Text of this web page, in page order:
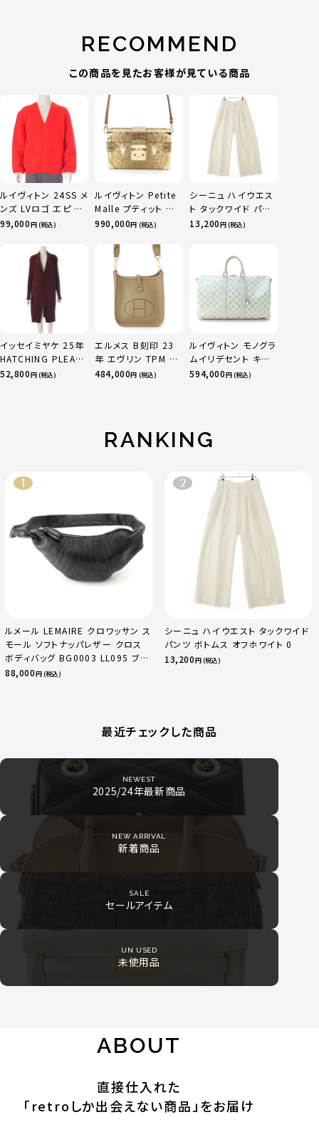
RECOMMEND
この商品を見たお客様が見ている商品
ルイヴィトン 24SS メ
ンズ LVロゴ エピ ウ
ール ニット Vネック
レッド L カーディガン
99,000円 (税込)
ルイヴィトン Petite
Malle プティット マ
ル リザード ショルダ
ールド
990,000円 (税込)
シーニュ ハイウエス
ト タックワイド パン
ツ ボトムス オフホワ
13,200円 (税込)
イッセイミヤケ 25年
HATCHING PLEATS
プリーツ ロング ジャ
52,800円 (税込)
エルメス B刻印 23
年 エヴリン TPM 16
アマゾン トリヨンク
484,000円 (税込)
ルイヴィトン モノグラ
ムイリデセント キー
ポルバンドリエール
594,000円 (税込)
RANKING
ルメール LEMAIRE クロワッサン ス
モール ソフトナッパレザー クロス
ボディバッグ BG0003 LL095 ブラ
ック
88,000円 (税込)
シーニュ ハイウエスト タックワイド
パンツ ボトムス オフホワイト 0
13,200円 (税込)
最近チェックした商品
NEWEST
2025/24年最新商品
NEW ARRIVAL
新着商品
SALE
セールアイテム
UN USED
未使用品
ABOUT
直接仕入れた
「retroしか出会えない商品」をお届け